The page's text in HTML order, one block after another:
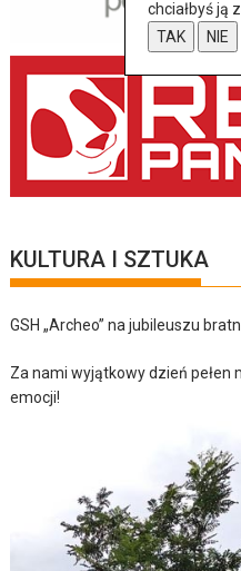
KULTURA I SZTUKA
GSH „Archeo” na jubileuszu
Za nami wyjątkowy dzień pełen
emocji!
chciałbyś ją
TAK
NIE